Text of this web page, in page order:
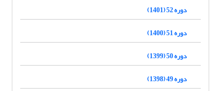
دوره 52 (1401)
دوره 51 (1400)
دوره 50 (1399)
دوره 49 (1398)